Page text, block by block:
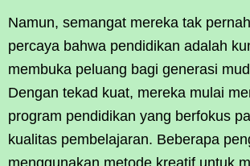
Namun, semangat mereka tak
percaya bahwa pendidikan adalah
membuka peluang bagi generasi
Dengan tekad kuat, mereka mulai
program pendidikan yang berfokus
kualitas pembelajaran. Beberapa
menggunakan metode kreatif untuk